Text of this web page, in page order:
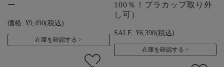
ー
価格: ¥9,490(税込)
在庫を確認する
100％！ブラカップ取り外
し可）
SALE: ¥6,390(税込)
在庫を確認する